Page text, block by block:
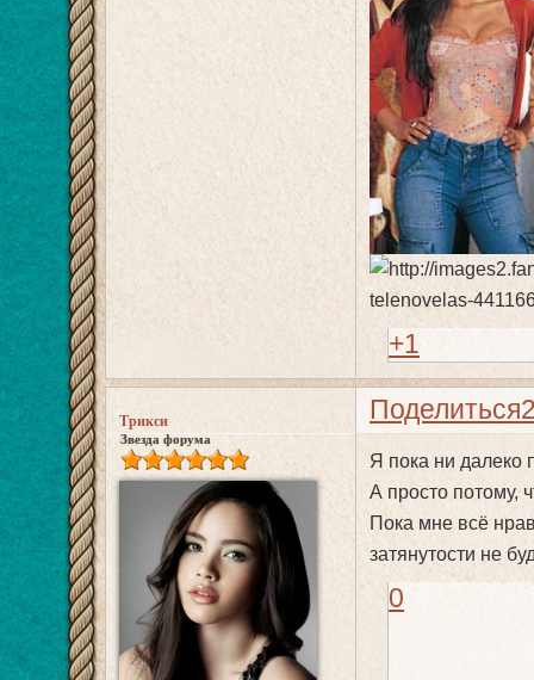
+1
Поделиться
Трикси
Звезда форума
Я пока ни далеко
А просто потому,
Пока мне всё
затянутости не
0